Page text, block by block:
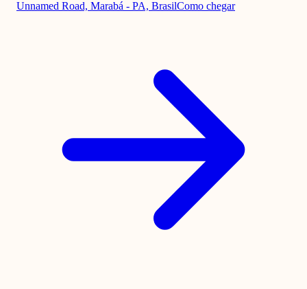
Unnamed Road, Marabá - PA, BrasilComo chegar